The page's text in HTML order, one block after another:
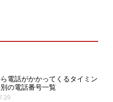
電話がかかってくるタイミン
の電話番号一覧